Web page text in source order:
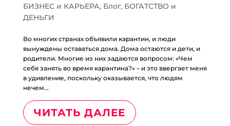
БИЗНЕС и КАРЬЕРА, Блог, БОГАТСТВО и
ДЕНЬГИ
Во многих странах объявили карантин, и люди
вынуждены оставаться дома. Дома остаются и дети, и
родители. Многие из них задаются вопросом: «Чем
себя занять во время карантина?» – и это ввергает меня
в удивление, поскольку оказывается, что людям
нечем...
ЧИТАТЬ ДАЛЕЕ